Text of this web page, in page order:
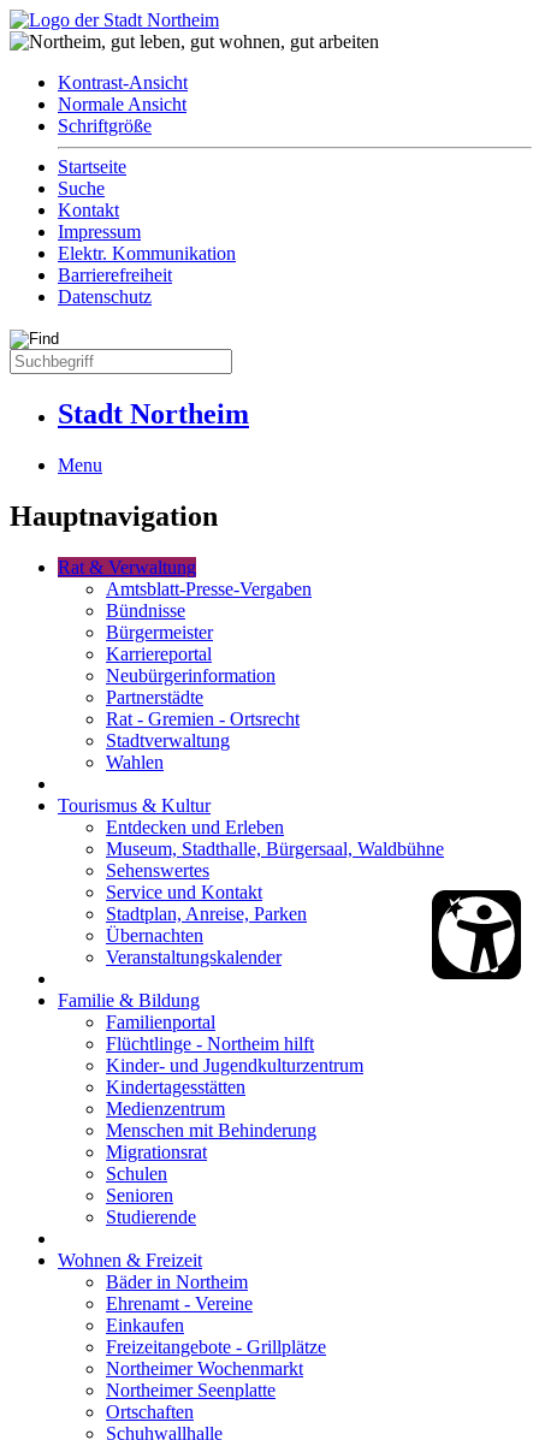
Kontrast-Ansicht
Normale Ansicht
Schriftgröße
Startseite
Suche
Kontakt
Impressum
Elektr. Kommunikation
Barrierefreiheit
Datenschutz
Stadt Northeim
Menu
Hauptnavigation
Rat & Verwaltung
Amtsblatt-Presse-Vergaben
Bündnisse
Bürgermeister
Karriereportal
Neubürgerinformation
Partnerstädte
Rat - Gremien - Ortsrecht
Stadtverwaltung
Wahlen
Tourismus & Kultur
Entdecken und Erleben
Museum, Stadthalle, Bürgersaal, Waldbühne
Sehenswertes
Service und Kontakt
Stadtplan, Anreise, Parken
Übernachten
Veranstaltungskalender
Familie & Bildung
Familienportal
Flüchtlinge - Northeim hilft
Kinder- und Jugendkulturzentrum
Kindertagesstätten
Medienzentrum
Menschen mit Behinderung
Migrationsrat
Schulen
Senioren
Studierende
Wohnen & Freizeit
Bäder in Northeim
Ehrenamt - Vereine
Einkaufen
Freizeitangebote - Grillplätze
Northeimer Wochenmarkt
Northeimer Seenplatte
Ortschaften
Schuhwallhalle